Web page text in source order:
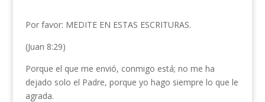
Por favor: MEDITE EN ESTAS ESCRITURAS.
(Juan 8:29)
Porque el que me envió, conmigo está; no me ha
dejado solo el Padre, porque yo hago siempre lo que le
agrada.